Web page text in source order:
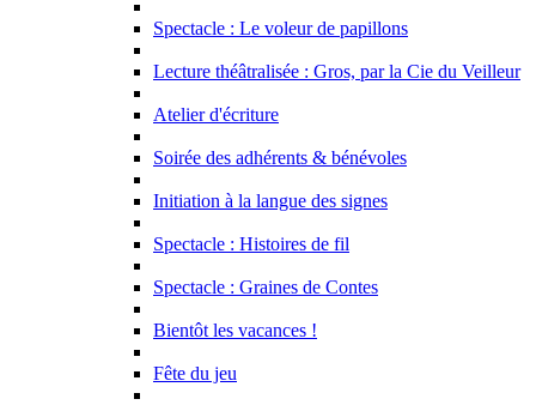
Spectacle : Le voleur de papillons
Lecture théâtralisée : Gros, par la Cie du Veilleur
Atelier d'écriture
Soirée des adhérents & bénévoles
Initiation à la langue des signes
Spectacle : Histoires de fil
Spectacle : Graines de Contes
Bientôt les vacances !
Fête du jeu